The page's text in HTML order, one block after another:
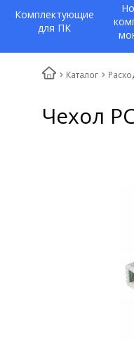
Комплектующие
для ПК
Каталог
Чехол